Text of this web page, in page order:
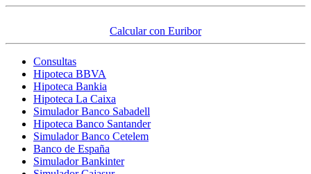
Calcular con Euribor
Consultas
Hipoteca BBVA
Hipoteca Bankia
Hipoteca La Caixa
Simulador Banco Sabadell
Hipoteca Banco Santander
Simulador Banco Cetelem
Banco de España
Simulador Bankinter